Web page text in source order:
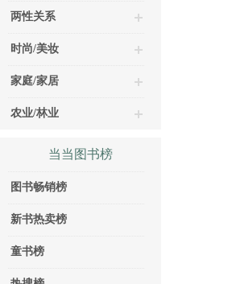
两性关系
时尚/美妆
家庭/家居
农业/林业
当当图书榜
图书畅销榜
新书热卖榜
童书榜